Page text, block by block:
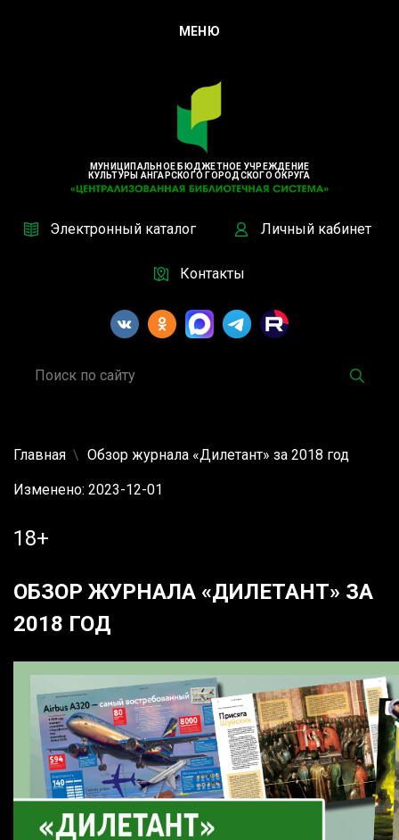
МУНИЦИПАЛЬНОЕ БЮДЖЕТНОЕ УЧРЕЖДЕНИЕ
КУЛЬТУРЫ АНГАРСКОГО ГОРОДСКОГО ОКРУГА
Электронный каталог Личный кабинет
Контакты
МЕНЮ
Главная Обзор журнала «Дилетант» за 2018 год
Изменено: 2023-12-01
18+
ОБЗОР ЖУРНАЛА «ДИЛЕТАНТ» ЗА
2018 ГОД